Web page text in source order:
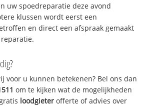
uw spoedreparatie deze avond
klussen wordt eerst een
en direct een afspraak gemaakt
voor u kunnen betekenen? Bel ons dan
om te kijken wat de mogelijkheden
loodgieter offerte of advies over